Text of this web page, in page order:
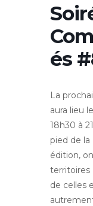
és
La
aura lieu
18h30 à
pied de la
édition,
territoires
de celles